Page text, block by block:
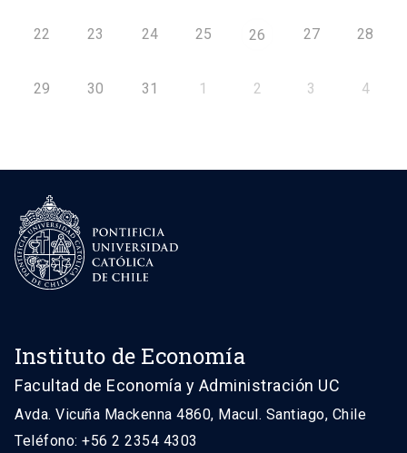
22 23 24 25 26 27 28
29 30 31 1 2 3 4
Instituto de Economía
Facultad de Economía y Administración UC
Avda. Vicuña Mackenna 4860, Macul. Santiago, Chile
Teléfono: +56 2 2354 4303